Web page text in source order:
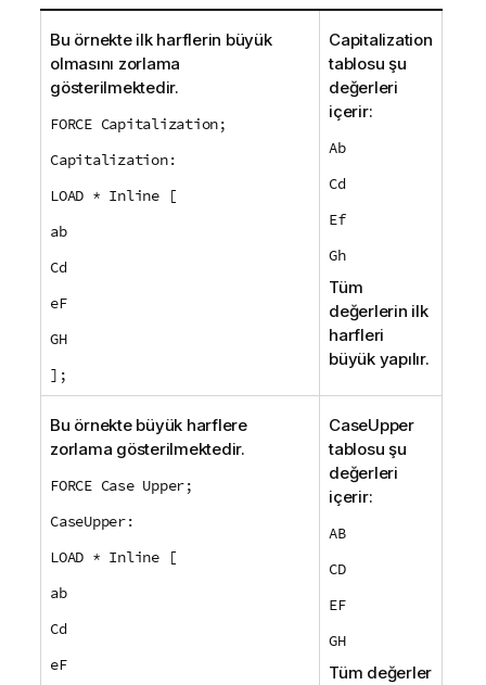
Bu örnekte ilk harflerin büyük
olmasını zorlama
gösterilmektedir.
FORCE Capitalization;
Capitalization:
LOAD * Inline [
ab
Cd
eF
GH
];
Capitalization
tablosu şu
değerleri
içerir:
Ab
Cd
Ef
Gh
Tüm
değerlerin ilk
harfleri
büyük yapılır.
Bu örnekte büyük harflere
zorlama gösterilmektedir.
FORCE Case Upper;
CaseUpper:
LOAD * Inline [
ab
Cd
eF
CaseUpper
tablosu şu
değerleri
içerir:
AB
CD
EF
GH
Tüm değerler